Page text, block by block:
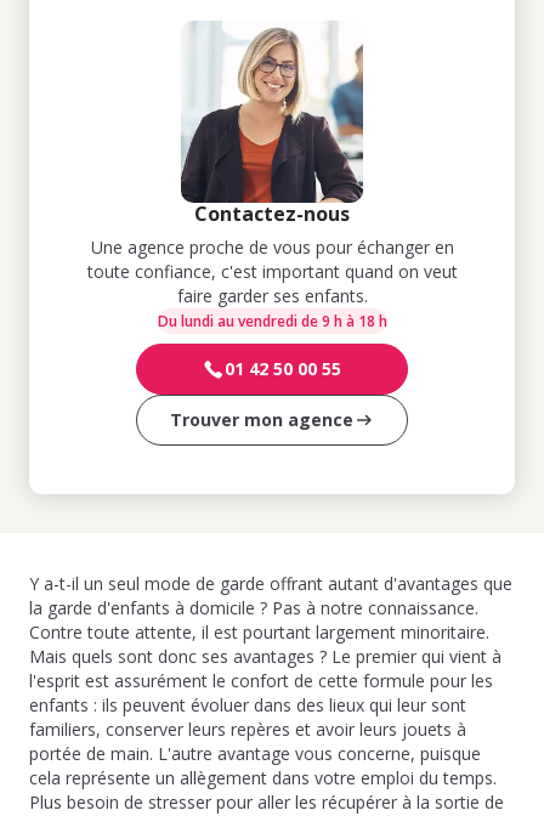
Contactez-nous
Une agence proche de vous pour échanger en
toute confiance, c'est important quand on veut
faire garder ses enfants.
Du lundi au vendredi de 9 h à 18 h
01 42 50 00 55
Trouver mon agence
Y a-t-il un seul mode de garde offrant autant d'avantages que
la garde d'enfants à domicile ? Pas à notre connaissance.
Contre toute attente, il est pourtant largement minoritaire.
Mais quels sont donc ses avantages ? Le premier qui vient à
l'esprit est assurément le confort de cette formule pour les
enfants : ils peuvent évoluer dans des lieux qui leur sont
familiers, conserver leurs repères et avoir leurs jouets à
portée de main. L'autre avantage vous concerne, puisque
cela représente un allègement dans votre emploi du temps.
Plus besoin de stresser pour aller les récupérer à la sortie de